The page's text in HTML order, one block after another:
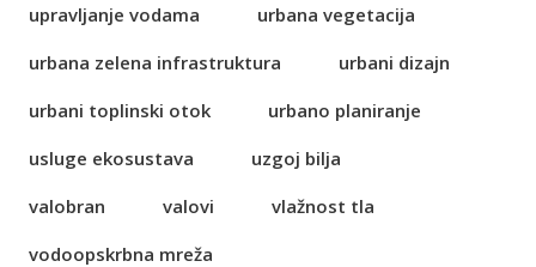
upravljanje vodama
urbana vegetacija
urbana zelena infrastruktura
urbani dizajn
urbani toplinski otok
urbano planiranje
usluge ekosustava
uzgoj bilja
valobran
valovi
vlažnost tla
vodoopskrbna mreža